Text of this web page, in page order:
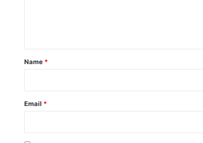
*
Name *
Email *